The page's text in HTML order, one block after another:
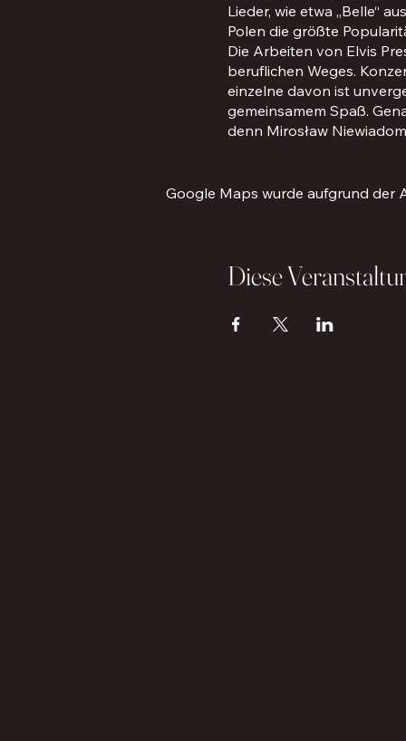
Lieder, wie etwa „Belle“
Polen die größte
Die Arbeiten von Elvis
beruflichen Weges.
einzelne davon ist
gemeinsamem Spaß.
denn Mirosław
meinen Konzerten treiben
Google Maps wurde aufgrund der
Diese